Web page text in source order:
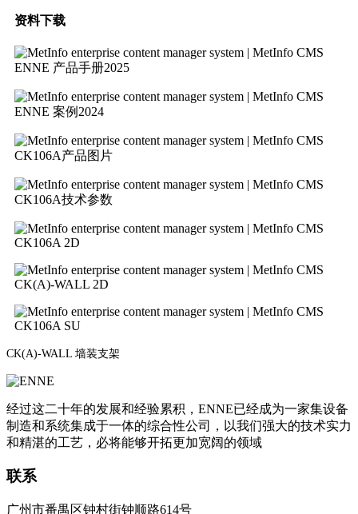
资料下载
ENNE 产品手册2025
ENNE 案例2024
CK106A产品图片
CK106A技术参数
CK106A 2D
CK(A)-WALL 2D
CK106A SU
CK(A)-WALL 墙装支架
经过这二十年的发展和经验累积，ENNE已经成为一家集设备
制造和系统集成于一体的综合性公司，以我们强大的技术实力
和精湛的工艺，必将能够开拓更加宽阔的领域
联系
广州市番禺区钟村街钟顺路614号